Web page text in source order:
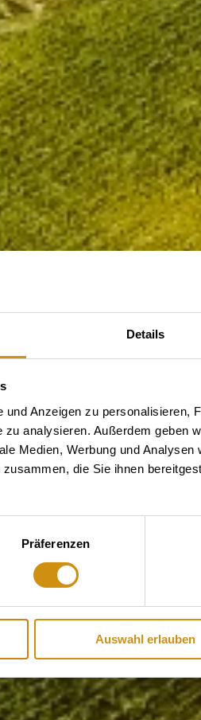
Details
Anzeigen zu personalisieren,
zu analysieren. Außerdem geben
Medien, Werbung und
die Sie ihnen
Präferenzen
Auswahl erlauben